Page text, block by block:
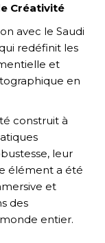
Créativité
avec le Saudi
redéfinit les
et
en
construit à
leur
élément a été
et
des
entier.